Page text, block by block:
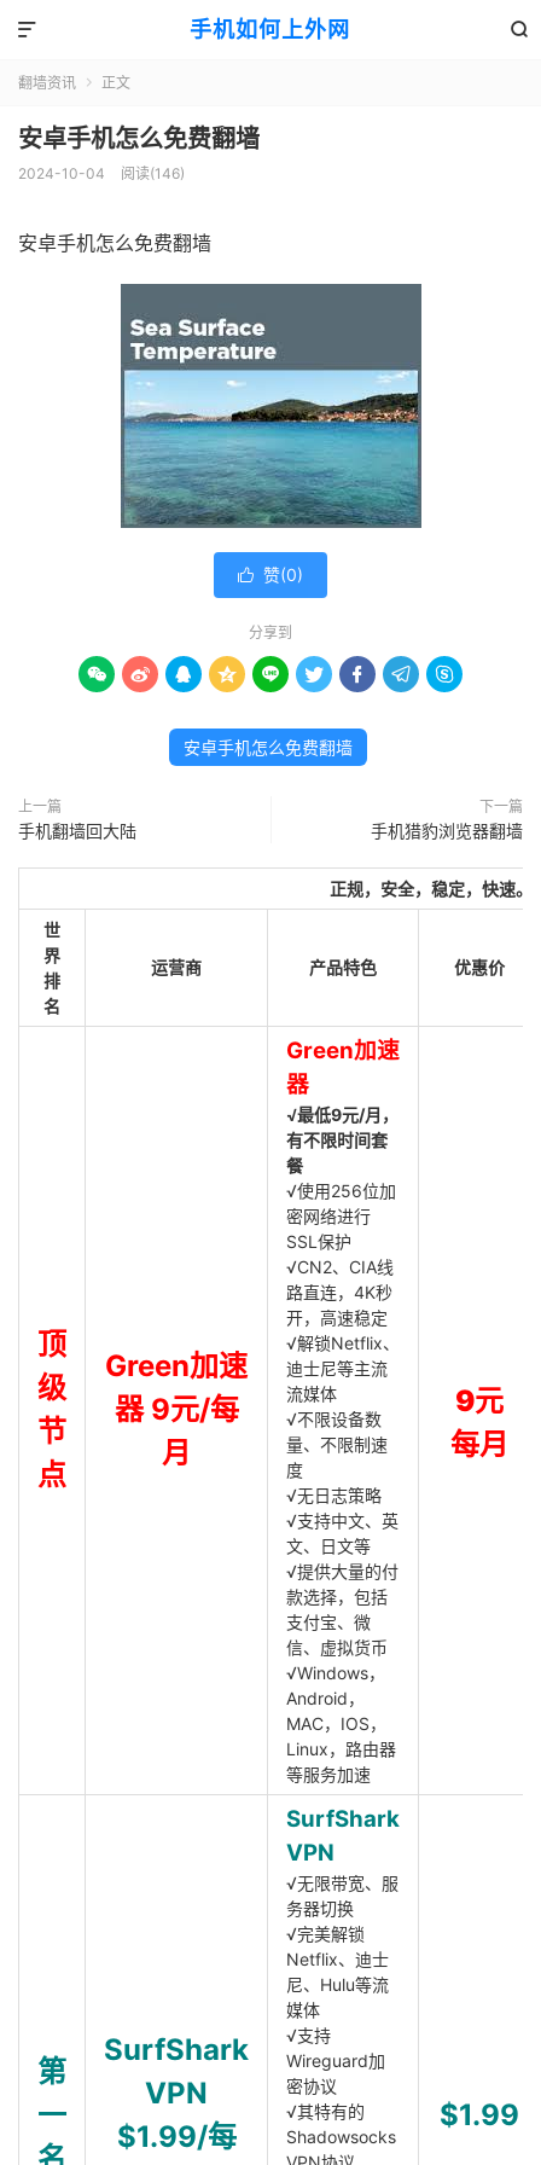
手机如何上外网 

翻墙资讯  正文
安卓手机怎么免费翻墙
2024-10-04 阅读(146)
安卓手机怎么免费翻墙
 赞(0)
分享到
        
安卓手机怎么免费翻墙
上一篇
手机翻墙回大陆
下一篇
手机猎豹浏览器翻墙
正规，安全，稳定，快速。
世
界
排
名
运营商 产品特色 优惠价
顶
级
节
点
Green加速
器 9元/每
月
Green加速
器
√最低9元/月，
有不限时间套
餐
√使用256位加
密网络进行
SSL保护
√CN2、CIA线
路直连，4K秒
开，高速稳定
√解锁Netflix、
迪士尼等主流
流媒体
√不限设备数
量、不限制速
度
√无日志策略
√支持中文、英
文、日文等
√提供大量的付
款选择，包括
支付宝、微
信、虚拟货币
√Windows，
Android，
MAC，IOS，
Linux，路由器
等服务加速
9元
每月
第
一
SurfShark
VPN
$1.99/每
SurfShark
VPN
√无限带宽、服
务器切换
√完美解锁
Netflix、迪士
尼、Hulu等流
媒体
√支持
Wireguard加
密协议
√其特有的
Shadowsocks
$1.99